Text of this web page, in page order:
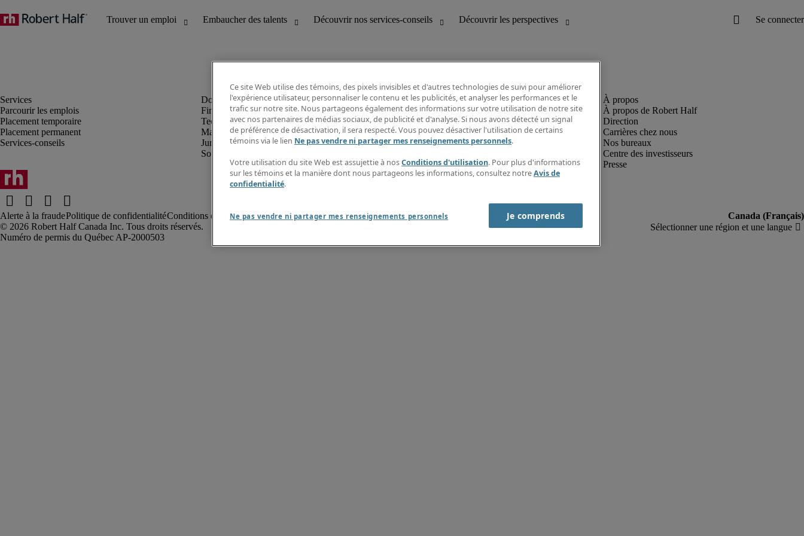
Parcourir les emplois
Placement temporaire
Placement permanent
Services-conseils
Finance et comptabilité
Technologie
Marketing et création
Juridique
Soutien administratif et à la clientèle
Découvrir les perspectives
Répertoire d’emplois
Guide salarial
Rapports de temps
Contactez-nous
À propos de Robert Half
Direction
Carrières chez nous
Nos bureaux
Centre des investisseurs
Presse
Alerte à la fraudePolitique de confidentialitéConditions d’utilisation Rapport sur l'esclavage moderne
Robert Half Canada Inc. Tous droits réservés.
Ce site Web utilise des témoins, des pixels invisibles et d'autres technologies de suivi pour améliorer
l'expérience utilisateur, personnaliser le contenu et les publicités, et analyser les performances et le
trafic sur notre site. Nous partageons également des informations sur votre utilisation de notre site
avec nos partenaires de médias sociaux, de publicité et d'analyse. Si nous avons détecté un signal
de préférence de désactivation, il sera respecté. Vous pouvez désactiver l'utilisation de certains
témoins via le lien Ne pas vendre ni partager mes renseignements personnels.
Votre utilisation du site Web est assujettie à nosConditions d'utilisation. Pour plus d'informations
sur les témoins et la manière dont nous partageons les informations, consultez notreAvis de
confidentialité.
Ne pas vendre ni partager mes renseignements personnels Je comprends